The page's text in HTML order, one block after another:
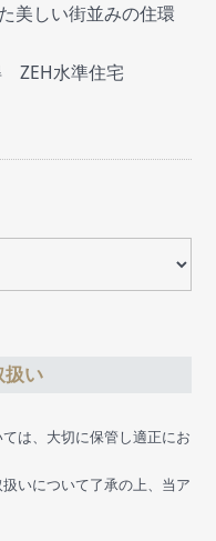
美しい街並みの住環
ZEH水準住宅
扱い
は、大切に保管し適正にお
いについて了承の上、当ア